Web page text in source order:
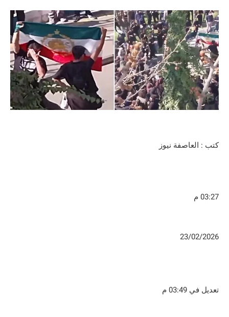
كتب : العاصفة نيوز
03:27 م
23/02/2026
تعديل في 03:49 م